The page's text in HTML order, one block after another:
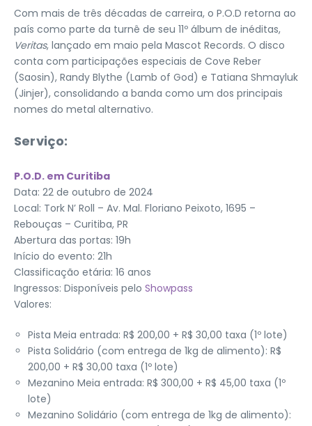
Com mais de três décadas de carreira, o P.O.D retorna ao
país como parte da turnê de seu 11º álbum de inéditas,
Veritas, lançado em maio pela Mascot Records. O disco
conta com participações especiais de Cove Reber
(Saosin), Randy Blythe (Lamb of God) e Tatiana Shmayluk
(Jinjer), consolidando a banda como um dos principais
nomes do metal alternativo.
Serviço:
P.O.D. em Curitiba
Data: 22 de outubro de 2024
Local: Tork N’ Roll – Av. Mal. Floriano Peixoto, 1695 –
Rebouças – Curitiba, PR
Abertura das portas: 19h
Início do evento: 21h
Classificação etária: 16 anos
Ingressos: Disponíveis pelo Showpass
Valores:
Pista Meia entrada: R$ 200,00 + R$ 30,00 taxa (1º lote)
Pista Solidário (com entrega de 1kg de alimento): R$
200,00 + R$ 30,00 taxa (1º lote)
Mezanino Meia entrada: R$ 300,00 + R$ 45,00 taxa (1º
lote)
Mezanino Solidário (com entrega de 1kg de alimento):